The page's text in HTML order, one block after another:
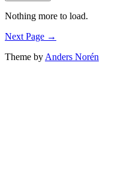
Nothing more to load.
Next Page →
Theme byAnders Norén